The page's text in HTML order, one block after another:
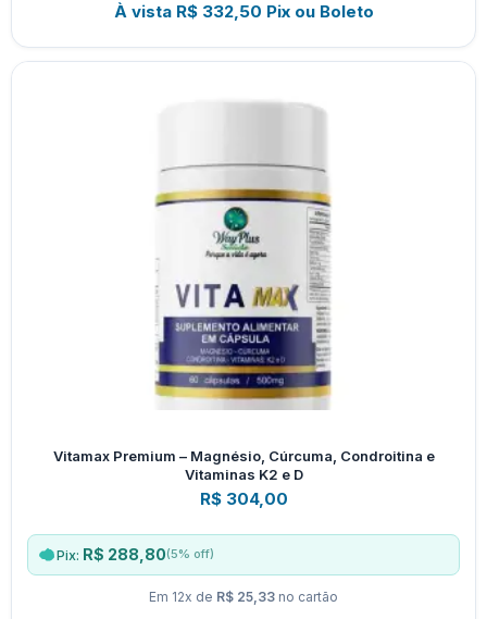
À vista R$332,50 Pix ou Boleto
Vitamax Premium – Magnésio, Cúrcuma, Condroitina e
Vitaminas K2 e D
R$304,00
Pix: R$ 288,80(5% off)
Em 12x de R$ 25,33 no cartão